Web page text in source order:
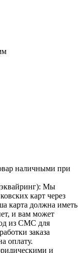
наличными при
Мы
карт через
карта должна иметь
и вам может
из СМС для
заказа
оплату.
и